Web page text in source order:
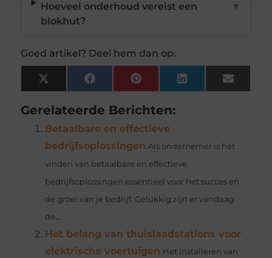
Hoeveel onderhoud vereist een
blokhut?
▼
Goed artikel? Deel hem dan op:
X
(Twitter)
FacebookPinterestLinkedInEmail
Gerelateerde Berichten:
Betaalbare en effectieve
bedrijfsoplossingen Als ondernemer is het
vinden van betaalbare en effectieve
bedrijfsoplossingen essentieel voor het succes en
de groei van je bedrijf. Gelukkig zijn er vandaag
de...
Het belang van thuislaadstations voor
elektrische voertuigen Het installeren van